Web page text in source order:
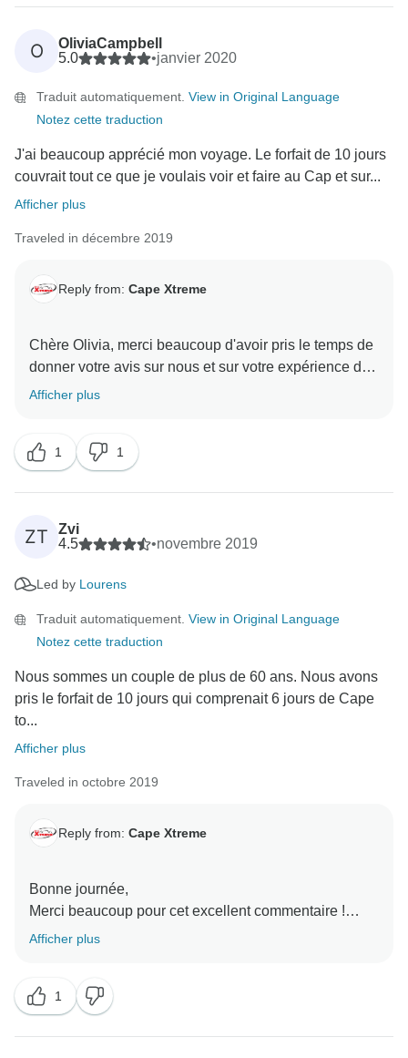
d'avoir fait partie de votre journée spéciale.
Nous vous remercions d'avoir réservé chez nous et
d'avoir pris le temps de rédiger cet excellent
Nous vous en sommes très reconnaissants.
O
OliviaCampbell
5.0
•janvier 2020
Traduit automatiquement. View in Original Language
Notez cette traduction
J'ai beaucoup apprécié mon voyage. Le forfait de 10 jours
couvrait tout ce que je voulais voir et faire au Cap et sur...
Afficher plus
Traveled in décembre 2019
Reply from: Cape Xtreme
Chère Olivia, merci beaucoup d'avoir pris le temps de
donner votre avis sur nous et sur votre expérience du
forfait 10 jours Cape Town, Garden Route et Addo.
Afficher plus
1 1
ZT
Zvi
4.5
•novembre 2019
Led by Lourens
Traduit automatiquement. View in Original Language
Notez cette traduction
Nous sommes un couple de plus de 60 ans. Nous avons
pris le forfait de 10 jours qui comprenait 6 jours de Cape
to...
Afficher plus
Traveled in octobre 2019
Reply from: Cape Xtreme
Bonne journée,
Merci beaucoup pour cet excellent commentaire !
Nous avons beaucoup apprécié de lire les
fantastique et passionnée et Lourens et Liezel sont
des perles ! Nous ne manquerons pas de leur
transmettre vos compliments.
Afficher plus
1